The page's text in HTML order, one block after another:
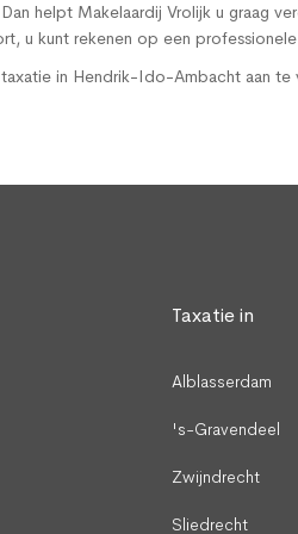
helpt Makelaardij Vrolijk u graag
u kunt rekenen op een
in Hendrik-Ido-Ambacht aan te
Taxatie in
Alblasserdam
's-Gravendeel
Zwijndrecht
Sliedrecht